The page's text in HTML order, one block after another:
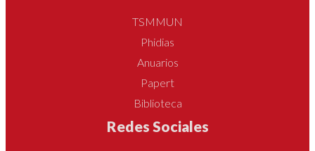
TSMMUN
Phidias
Anuarios
Papert
Biblioteca
Redes Sociales